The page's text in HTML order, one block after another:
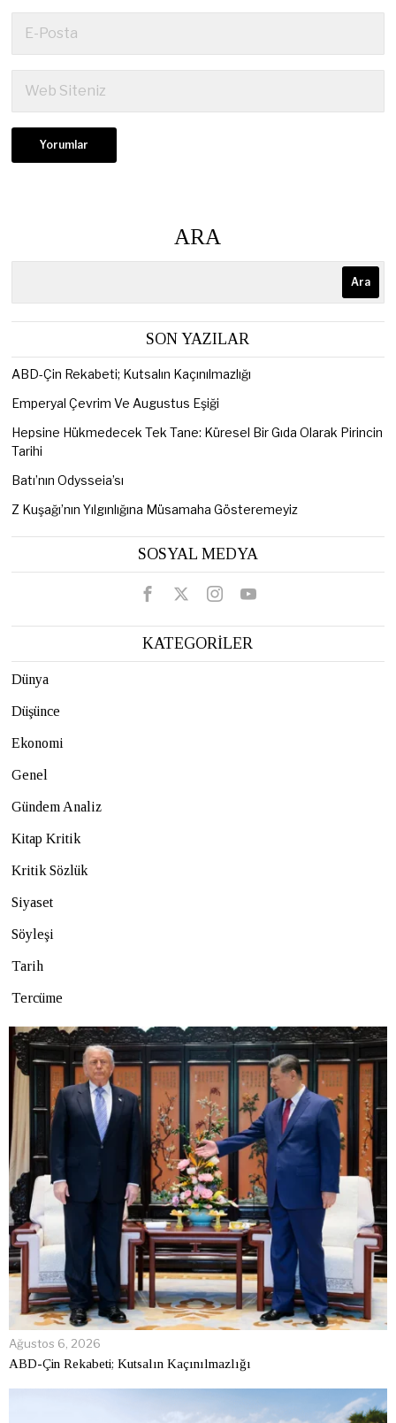
ARA
Ara
SON YAZILAR
ABD-Çin Rekabeti; Kutsalın Kaçınılmazlığı
Emperyal Çevrim Ve Augustus Eşiği
Hepsine Hükmedecek Tek Tane: Küresel Bir Gıda Olarak Pirincin
Tarihi
Batı’nın Odysseia’sı
Z Kuşağı’nın Yılgınlığına Müsamaha Gösteremeyiz
SOSYAL MEDYA
KATEGORİLER
Dünya
Düşünce
Ekonomi
Genel
Gündem Analiz
Kitap Kritik
Kritik Sözlük
Siyaset
Söyleşi
Tarih
Tercüme
Ağustos 6, 2026
ABD-Çin Rekabeti; Kutsalın Kaçınılmazlığı